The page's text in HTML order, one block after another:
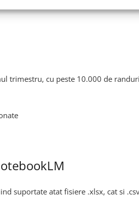
trimestru, cu peste 10.000 de
suportate atat fisiere .xlsx, cat si